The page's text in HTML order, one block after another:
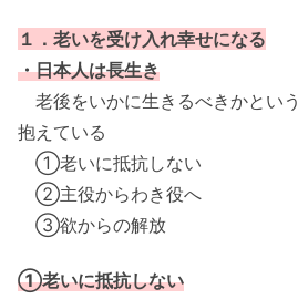
１．老いを受け入れ幸せになる
・日本人は長生き
老後をいかに生きるべきかという
抱えている
①老いに抵抗しない
②主役からわき役へ
③欲からの解放
①老いに抵抗しない